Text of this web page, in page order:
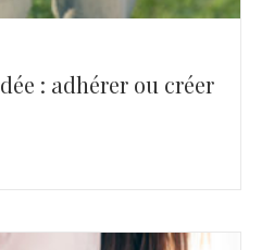
: adhérer ou créer